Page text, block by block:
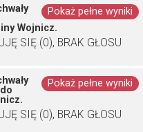
Pokaż pełne wyniki
Wojnicz.
SIĘ (0), BRAK GŁOSU
Pokaż pełne wyniki
SIĘ (0), BRAK GŁOSU